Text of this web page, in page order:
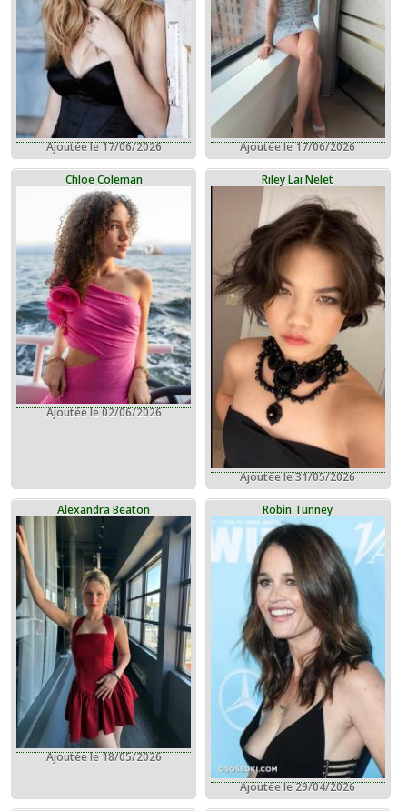
Ajoutée le 17/06/2026 Ajoutée le 17/06/2026
Chloe Coleman
Ajoutée le 02/06/2026
Riley Lai Nelet
Ajoutée le 31/05/2026
Alexandra Beaton
Ajoutée le 18/05/2026
Robin Tunney
Ajoutée le 29/04/2026